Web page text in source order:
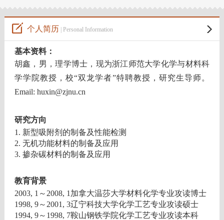
个人简历 | Personal Information
基本资料：
胡鑫，男，理学博士，现为浙江师范大学化学与材料科
学学院教授，校“双龙学者”特聘教授，研究生导师。
Email: huxin@zjnu.cn
研究方向
1. 新型吸附剂的制备及性能检测
2. 无机功能材料的制备及应用
3. 掺杂碳材料的制备及应用
教育背景
2003, 1 ～ 2008, 1 加拿大温莎大学材料化学专业攻读博士
1998, 9～ 2001, 3辽宁科技大学化学工艺专业攻读硕士
1994, 9～ 1998, 7鞍山钢铁学院化学工艺专业攻读本科